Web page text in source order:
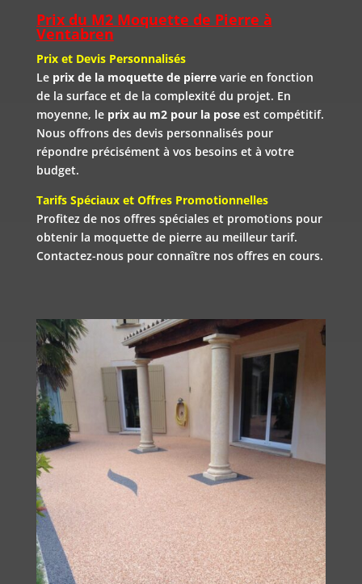
Prix du M2 Moquette de Pierre à
Ventabren
Prix et Devis Personnalisés
Le prix de la moquette de pierrevarie en fonction
de la surface et de la complexité du projet. En
moyenne, le prix au m2 pour la poseest compétitif.
Nous offrons des devis personnalisés pour
répondre précisément à vos besoins et à votre
budget.
Tarifs Spéciaux et Offres Promotionnelles
Profitez de nos offres spéciales et promotions pour
obtenir la moquette de pierre au meilleur tarif.
Contactez-nous pour connaître nos offres en cours.